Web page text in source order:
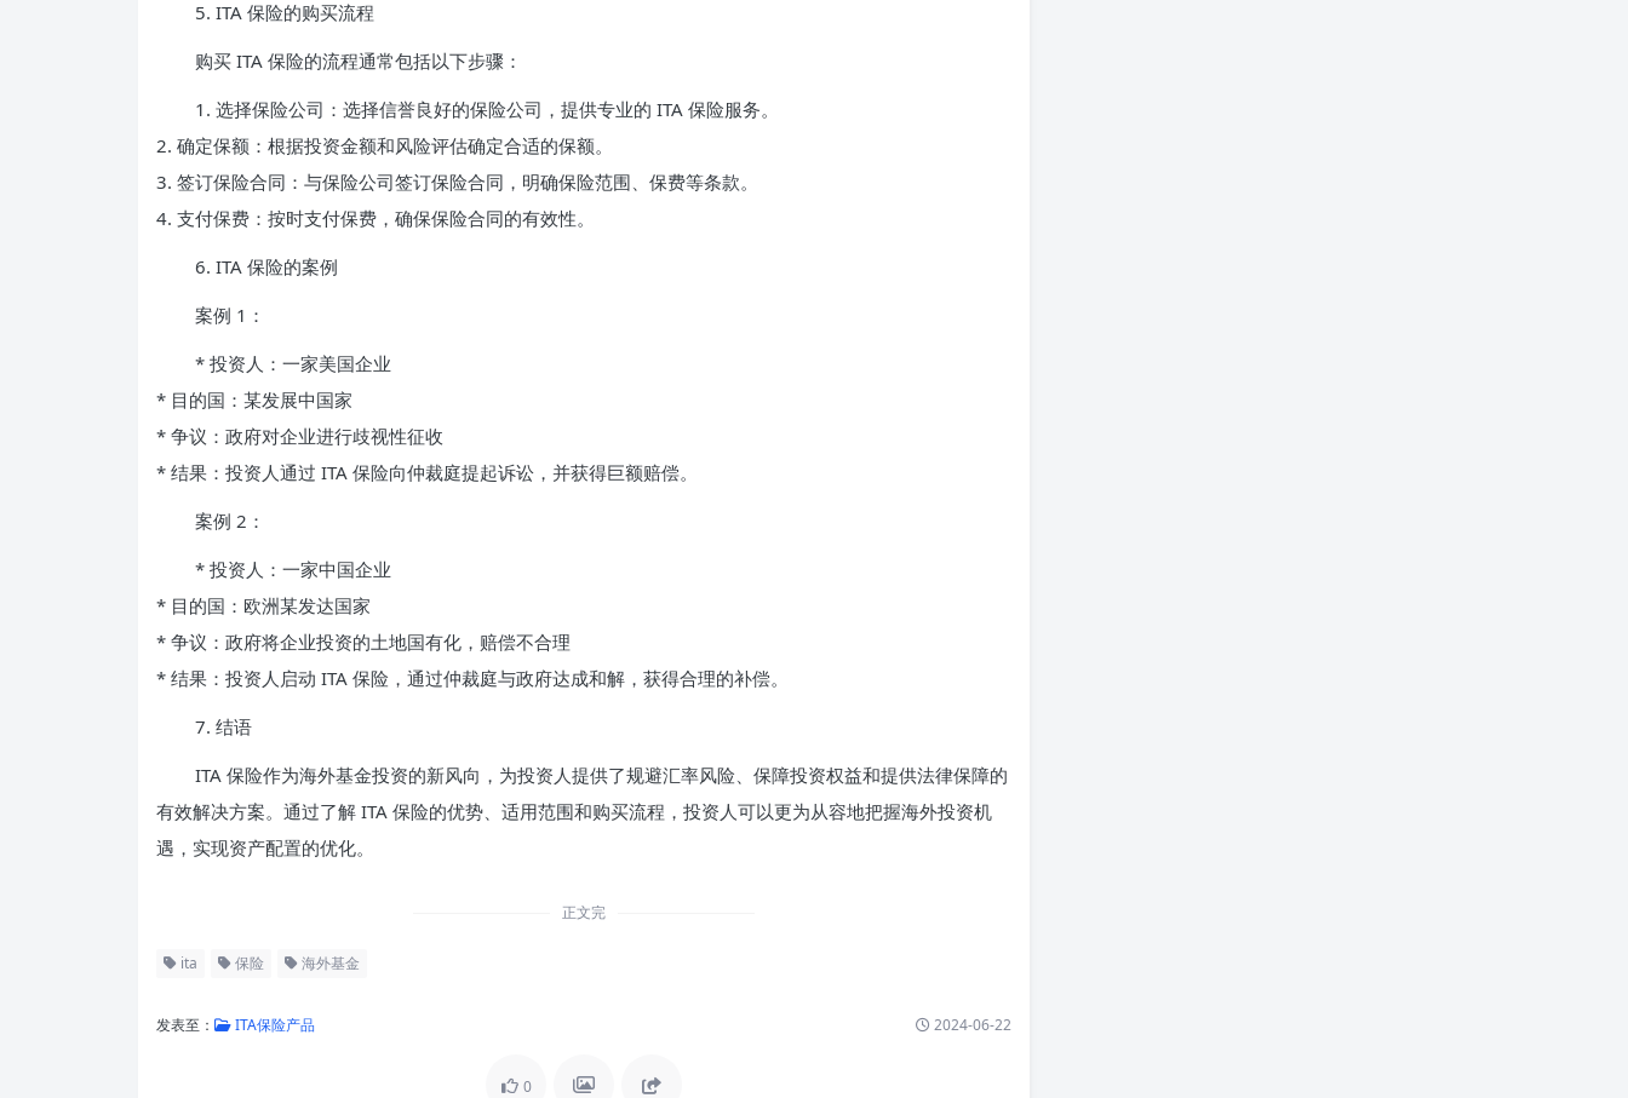
5. ITA 保险的购买流程
购买 ITA 保险的流程通常包括以下步骤：
1. 选择保险公司：选择信誉良好的保险公司，提供专业的 ITA 保险服务。
2. 确定保额：根据投资金额和风险评估确定合适的保额。
3. 签订保险合同：与保险公司签订保险合同，明确保险范围、保费等条款。
4. 支付保费：按时支付保费，确保保险合同的有效性。
6. ITA 保险的案例
案例 1：
* 投资人：一家美国企业
* 目的国：某发展中国家
* 争议：政府对企业进行歧视性征收
* 结果：投资人通过 ITA 保险向仲裁庭提起诉讼，并获得巨额赔偿。
案例 2：
* 投资人：一家中国企业
* 目的国：欧洲某发达国家
* 争议：政府将企业投资的土地国有化，赔偿不合理
* 结果：投资人启动 ITA 保险，通过仲裁庭与政府达成和解，获得合理的补偿。
7. 结语
ITA 保险作为海外基金投资的新风向，为投资人提供了规避汇率风险、保障投资权益和提供法律保障的
有效解决方案。通过了解 ITA 保险的优势、适用范围和购买流程，投资人可以更为从容地把握海外投资机
遇，实现资产配置的优化。
正文完
ita 保险 海外基金
发表至： ITA保险产品 2024-06-22
0